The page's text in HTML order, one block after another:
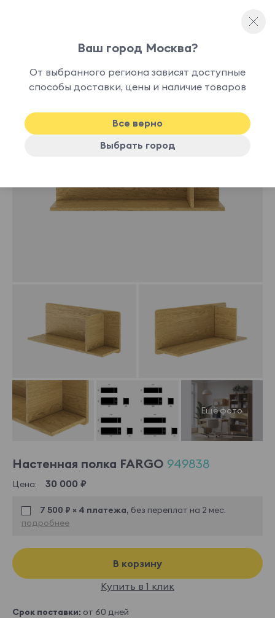
Настенная полка FARGO 949838
Цена: 30 000 ₽
7 500 ₽ × 4 платежа, без переплат на 2 мес.
подробнее
В корзину
Купить в 1 клик
Срок поставки: от 60 дней
Ваш город Москва?
От выбранного региона зависят доступные
способы доставки, цены и наличие товаров
Все верно
Выбрать город